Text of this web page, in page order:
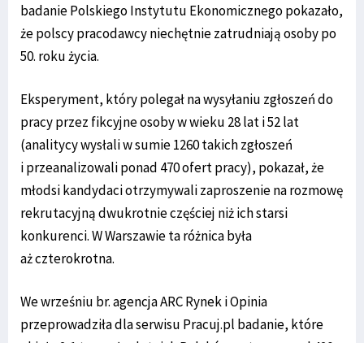
badanie Polskiego Instytutu Ekonomicznego pokazało,
że polscy pracodawcy niechętnie zatrudniają osoby po
50. roku życia.
Eksperyment, który polegał na wysyłaniu zgłoszeń do
pracy przez fikcyjne osoby w wieku 28 lat i 52 lat
(analitycy wysłali w sumie 1260 takich zgłoszeń
i przeanalizowali ponad 470 ofert pracy), pokazał, że
młodsi kandydaci otrzymywali zaproszenie na rozmowę
rekrutacyjną dwukrotnie częściej niż ich starsi
konkurenci. W Warszawie ta różnica była
aż czterokrotna.
We wrześniu br. agencja ARC Rynek i Opinia
przeprowadziła dla serwisu Pracuj.pl badanie, które